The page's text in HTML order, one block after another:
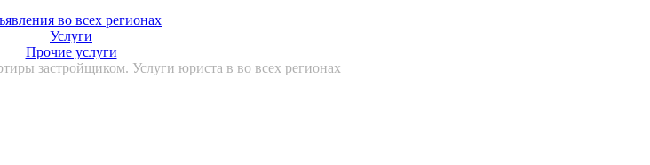
во всех регионах
Услуги
Прочие услуги
застройщиком. Услуги юриста в во всех регионах